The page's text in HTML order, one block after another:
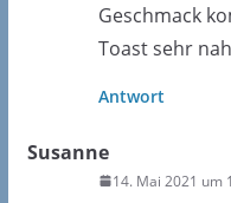
Geschmack
Toast sehr
Antwort
Susanne
14. Mai 2021 um